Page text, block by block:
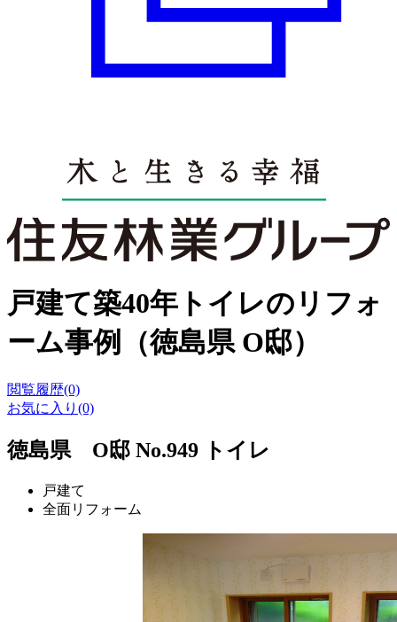
戸建て築40年トイレのリフォ
ーム事例（徳島県 O邸）
閲覧履歴(0)
お気に入り(0)
徳島県 O邸 No.949 トイレ
戸建て
全面リフォーム